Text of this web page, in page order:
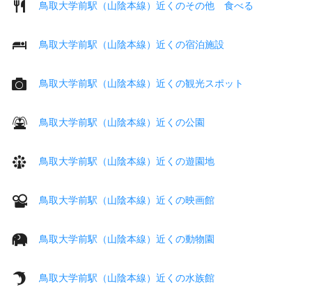
鳥取大学前駅（山陰本線）近くのその他 食べる
鳥取大学前駅（山陰本線）近くの宿泊施設
鳥取大学前駅（山陰本線）近くの観光スポット
鳥取大学前駅（山陰本線）近くの公園
鳥取大学前駅（山陰本線）近くの遊園地
鳥取大学前駅（山陰本線）近くの映画館
鳥取大学前駅（山陰本線）近くの動物園
鳥取大学前駅（山陰本線）近くの水族館